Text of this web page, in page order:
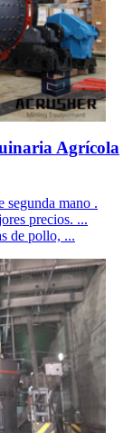
Agrícola
segunda mano .
precios. ...
de pollo, ...